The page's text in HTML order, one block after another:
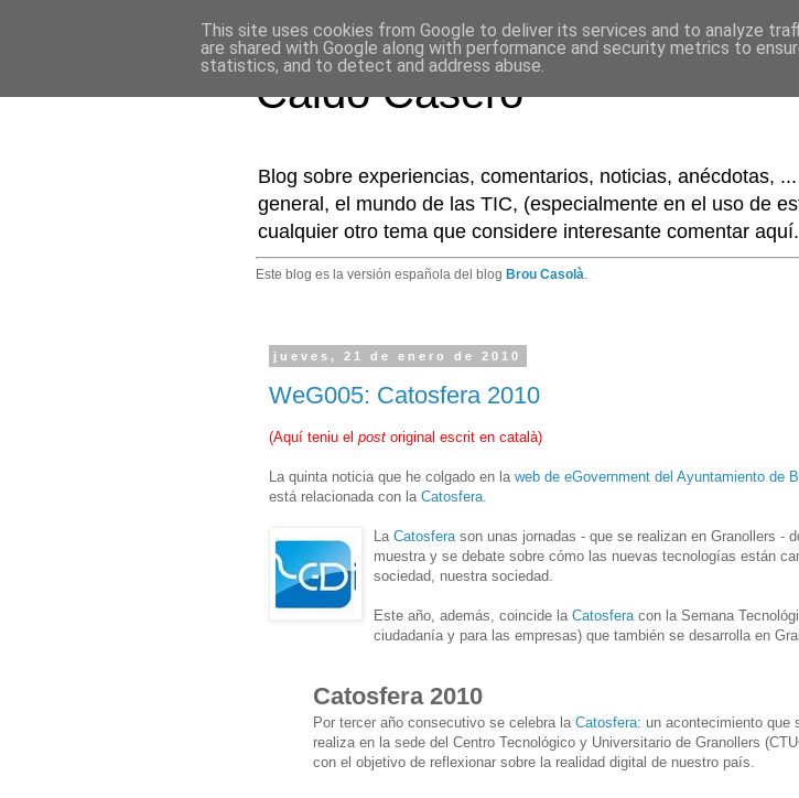
Caldo Casero
Blog sobre experiencias, comentarios, noticias, anécdotas,
general, el mundo de las TIC, (especialmente en el uso de
cualquier otro tema que considere interesante comentar aquí.
Este blog es la versión española del blog Brou Casolà.
jueves, 21 de enero de 2010
WeG005: Catosfera 2010
(Aquí teniu el post original escrit en català)
La quinta noticia que he colgado en la web de eGovernment del Ayuntamiento de
está relacionada con la Catosfera
La Catosfera son unas jornadas - que se realizan en Granollers -
muestra y se debate sobre cómo las nuevas tecnologías están
sociedad, nuestra sociedad.
Este año, además, coincide la Catosfera con la Semana
ciudadanía y para las empresas) que también se desarrolla en
Catosfera 2010
Por tercer año consecutivo se celebra la Catosfera: un acontecimiento que
realiza en la sede del Centro Tecnológico y Universitario de Granollers
con el objetivo de reflexionar sobre la realidad digital de nuestro país.
This site uses cookies from Google to deliver its services and to analyze
are shared with Google along with performance and security metrics to
statistics, and to detect and address abuse.